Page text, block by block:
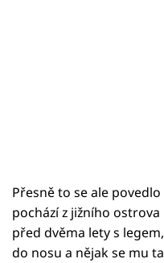
Přesně to se ale
pochází z jižního
před dvěma lety s
do nosu a nějak se mu